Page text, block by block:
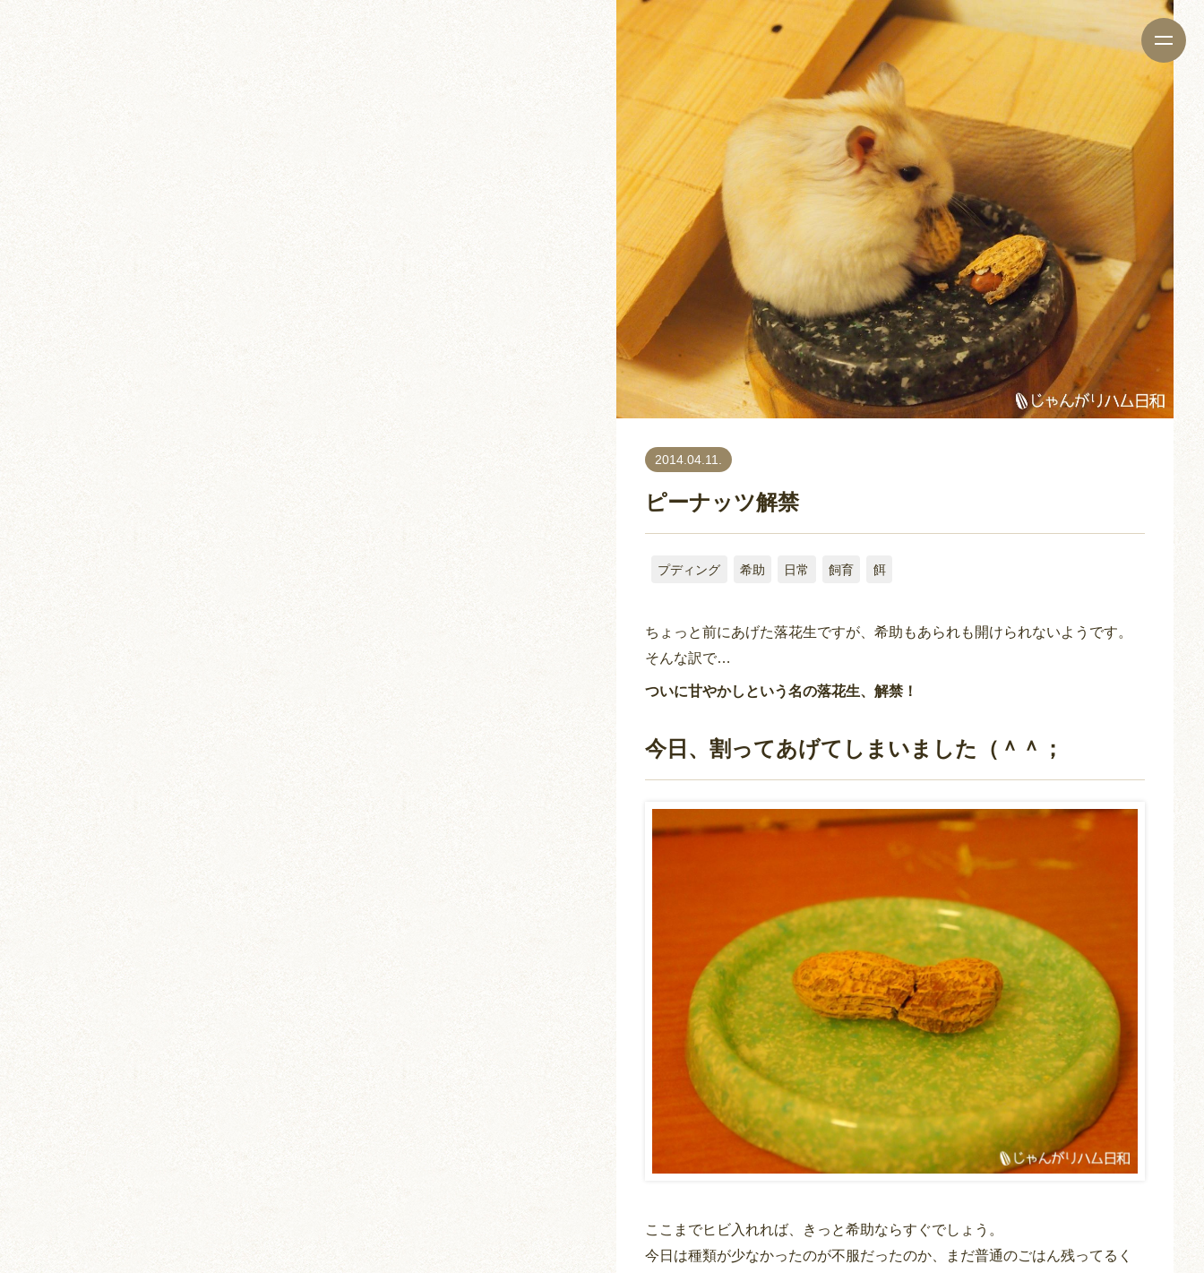
2014.04.11.
ピーナッツ解禁
プディング 希助 日常 飼育 餌
ちょっと前にあげた落花生ですが、希助もあられも開けられないようです。
そんな訳で…
ついに甘やかしという名の落花生、解禁！
今日、割ってあげてしまいました（＾＾；
ここまでヒビ入れれば、きっと希助ならすぐでしょう。
今日は種類が少なかったのが不服だったのか、まだ普通のごはん残ってるく